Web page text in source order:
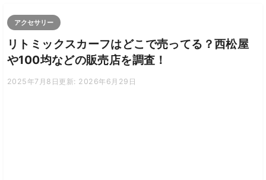
アクセサリー
リトミックスカーフはどこで売ってる？西松屋
や100均などの販売店を調査！
2025年7月8日 更新: 2026年6月29日